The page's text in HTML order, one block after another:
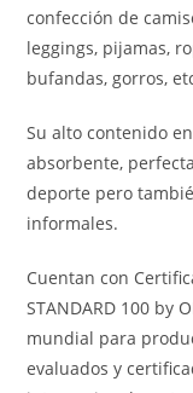
confección de
leggings, pijamas,
bufandas, gorros,
Su alto contenido
absorbente,
deporte pero
informales.
Cuentan con
STANDARD 100 by
mundial para
evaluados y